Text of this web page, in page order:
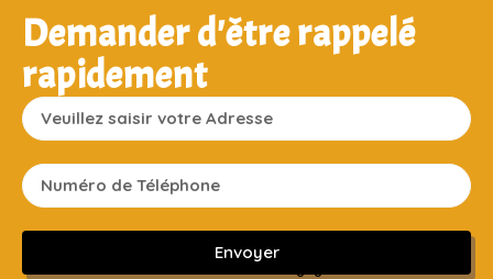
Demander d'être rappelé
rapidement
Envoyer
Sans engagement ni frais cachés